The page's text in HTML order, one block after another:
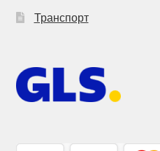
Транспорт